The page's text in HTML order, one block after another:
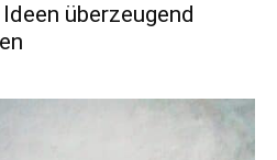
überzeugend